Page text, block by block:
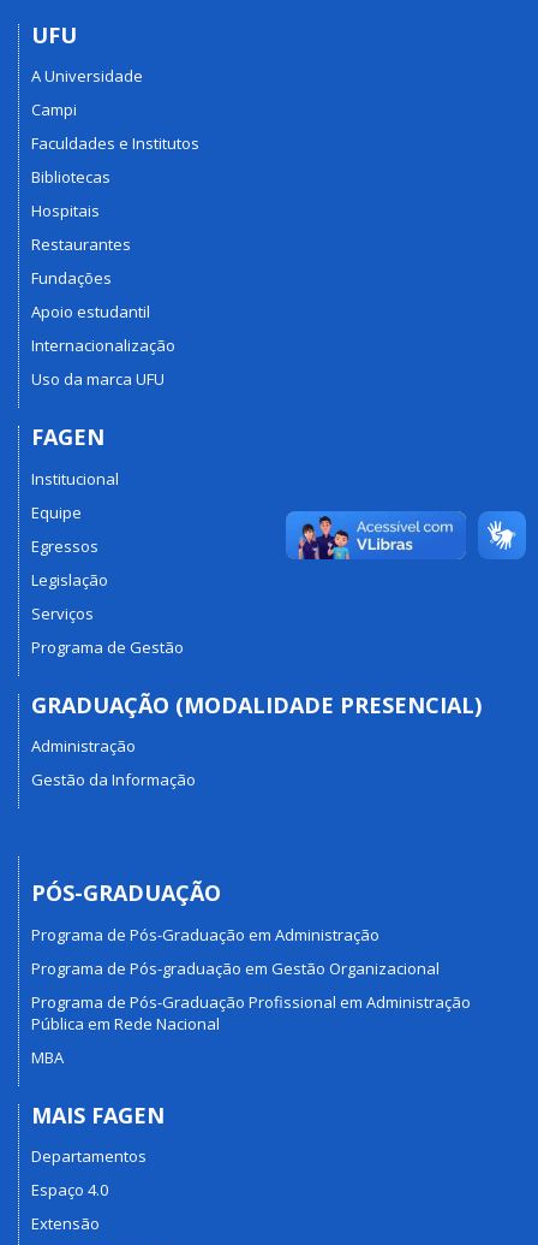
UFU
A Universidade
Campi
Faculdades e Institutos
Bibliotecas
Hospitais
Restaurantes
Fundações
Apoio estudantil
Internacionalização
Uso da marca UFU
FAGEN
Institucional
Equipe
Egressos
Legislação
Serviços
Programa de Gestão
GRADUAÇÃO (MODALIDADE PRESENCIAL)
Administração
Gestão da Informação
PÓS-GRADUAÇÃO
Programa de Pós-Graduação em Administração
Programa de Pós-graduação em Gestão Organizacional
Programa de Pós-Graduação Profissional em Administração
Pública em Rede Nacional
MBA
MAIS FAGEN
Departamentos
Espaço 4.0
Extensão